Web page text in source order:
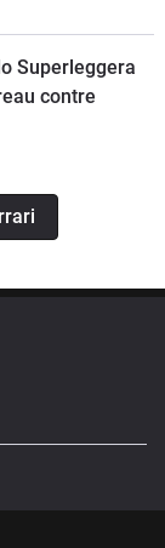
Superleggera
contre